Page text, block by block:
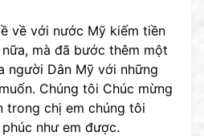
về với nước Mỹ kiếm tiền
mà đã bước thêm một
người Dân Mỹ với những
Chúng tôi Chúc mừng
trong chị em chúng tôi
như em được.